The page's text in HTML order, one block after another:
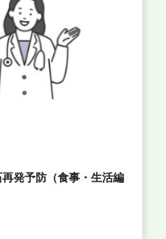
発予防（食事・生活編